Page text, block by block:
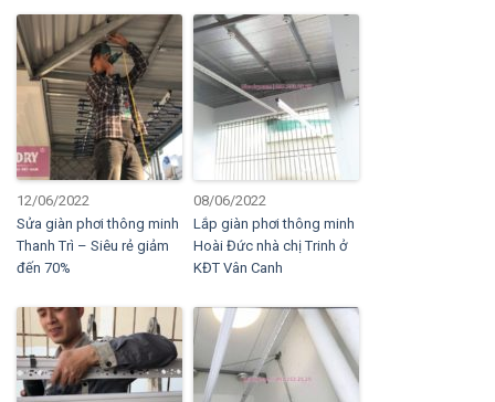
12/06/2022
Sửa giàn phơi thông minh
Thanh Trì – Siêu rẻ giảm
đến 70%
08/06/2022
Lắp giàn phơi thông minh
Hoài Đức nhà chị Trinh ở
KĐT Vân Canh